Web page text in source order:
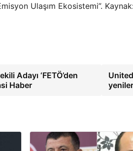
Ulaşım Ekosistemi”.
Adayı ‘FETÖ’den
Haber